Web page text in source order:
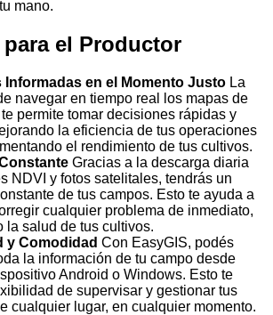
mano.
el Productor
Informadas en el Momento Justo La
navegar en tiempo real los mapas de
permite tomar decisiones rápidas y
la eficiencia de tus operaciones
el rendimiento de tus cultivos.
Gracias a la descarga diaria
NDVI y fotos satelitales, tendrás un
de tus campos. Esto te ayuda a
cualquier problema de inmediato,
la salud de tus cultivos.
y Comodidad Con EasyGIS, podés
la información de tu campo desde
Android o Windows. Esto te
de supervisar y gestionar tus
cualquier lugar, en cualquier momento.